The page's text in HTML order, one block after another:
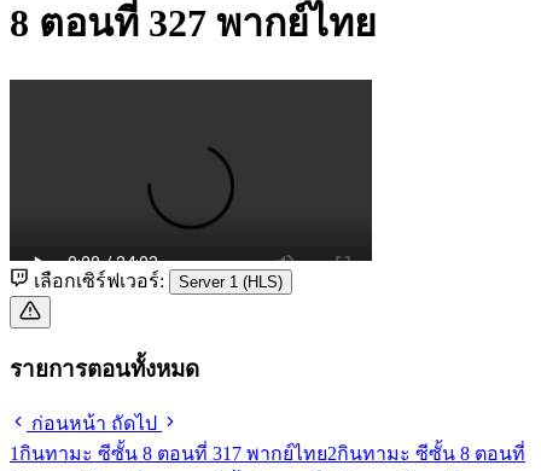
8 ตอนที่ 327 พากย์ไทย
เลือกเซิร์ฟเวอร์: Server 1 (HLS)
รายการตอนทั้งหมด
ก่อนหน้า ถัดไป
1 กินทามะ ซีซั้น 8 ตอนที่ 317 พากย์ไทย2กินทามะ ซีซั้น 8 ตอนที่